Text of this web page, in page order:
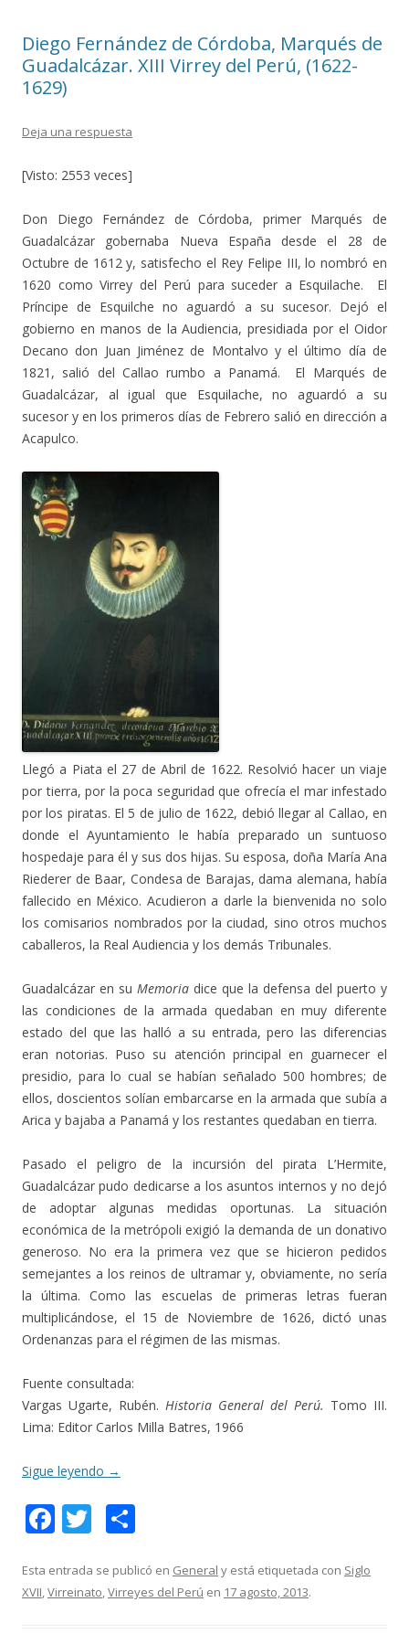
k r
Diego Fernández de Córdoba, Marqués de
Guadalcázar. XIII Virrey del Perú, (1622-
1629)
Deja una respuesta
[Visto: 2553 veces]
Don Diego Fernández de Córdoba, primer Marqués de
Guadalcázar gobernaba Nueva España desde el 28 de
Octubre de 1612 y, satisfecho el Rey Felipe III, lo nombró en
1620 como Virrey del Perú para suceder a Esquilache. El
Príncipe de Esquilche no aguardó a su sucesor. Dejó el
gobierno en manos de la Audiencia, presidiada por el Oidor
Decano don Juan Jiménez de Montalvo y el último día de
1821, salió del Callao rumbo a Panamá. El Marqués de
Guadalcázar, al igual que Esquilache, no aguardó a su
sucesor y en los primeros días de Febrero salió en dirección a
Acapulco.
Llegó a Piata el 27 de Abril de 1622. Resolvió hacer un viaje
por tierra, por la poca seguridad que ofrecía el mar infestado
por los piratas. El 5 de julio de 1622, debió llegar al Callao, en
donde el Ayuntamiento le había preparado un suntuoso
hospedaje para él y sus dos hijas. Su esposa, doña María Ana
Riederer de Baar, Condesa de Barajas, dama alemana, había
fallecido en México. Acudieron a darle la bienvenida no solo
los comisarios nombrados por la ciudad, sino otros muchos
caballeros, la Real Audiencia y los demás Tribunales.
Guadalcázar en su Memoria dice que la defensa del puerto y
las condiciones de la armada quedaban en muy diferente
estado del que las halló a su entrada, pero las diferencias
eran notorias. Puso su atención principal en guarnecer el
presidio, para lo cual se habían señalado 500 hombres; de
ellos, doscientos solían embarcarse en la armada que subía a
Arica y bajaba a Panamá y los restantes quedaban en tierra.
Pasado el peligro de la incursión del pirata L’Hermite,
Guadalcázar pudo dedicarse a los asuntos internos y no dejó
de adoptar algunas medidas oportunas. La situación
económica de la metrópoli exigió la demanda de un donativo
generoso. No era la primera vez que se hicieron pedidos
semejantes a los reinos de ultramar y, obviamente, no sería
la última. Como las escuelas de primeras letras fueran
multiplicándose, el 15 de Noviembre de 1626, dictó unas
Ordenanzas para el régimen de las mismas.
Fuente consultada:
Vargas Ugarte, Rubén. Historia General del Perú. Tomo III.
Lima: Editor Carlos Milla Batres, 1966
Sigue leyendo →
F
e
b
T
itt
er
m
p
Esta entrada se publicó en General y está etiquetada con Siglo
XVII,Virreinato,Virreyes del Perú en 17 agosto, 2013.